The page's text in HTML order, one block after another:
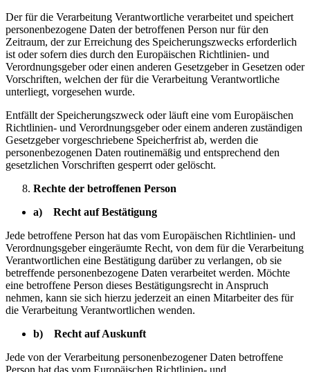
Der für die Verarbeitung Verantwortliche verarbeitet und speichert
personenbezogene Daten der betroffenen Person nur für den
Zeitraum, der zur Erreichung des Speicherungszwecks erforderlich
ist oder sofern dies durch den Europäischen Richtlinien- und
Verordnungsgeber oder einen anderen Gesetzgeber in Gesetzen oder
Vorschriften, welchen der für die Verarbeitung Verantwortliche
unterliegt, vorgesehen wurde.
Entfällt der Speicherungszweck oder läuft eine vom Europäischen
Richtlinien- und Verordnungsgeber oder einem anderen zuständigen
Gesetzgeber vorgeschriebene Speicherfrist ab, werden die
personenbezogenen Daten routinemäßig und entsprechend den
gesetzlichen Vorschriften gesperrt oder gelöscht.
Rechte der betroffenen Person
a) Recht auf Bestätigung
Jede betroffene Person hat das vom Europäischen Richtlinien- und
Verordnungsgeber eingeräumte Recht, von dem für die Verarbeitung
Verantwortlichen eine Bestätigung darüber zu verlangen, ob sie
betreffende personenbezogene Daten verarbeitet werden. Möchte
eine betroffene Person dieses Bestätigungsrecht in Anspruch
nehmen, kann sie sich hierzu jederzeit an einen Mitarbeiter des für
die Verarbeitung Verantwortlichen wenden.
b) Recht auf Auskunft
Jede von der Verarbeitung personenbezogener Daten betroffene
Person hat das vom Europäischen Richtlinien- und